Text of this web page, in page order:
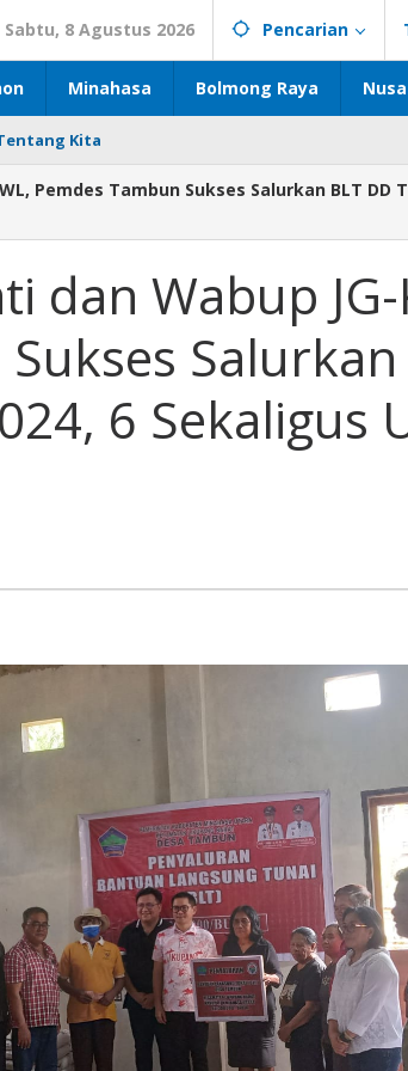
Sabtu, 8 Agustus 2026 Pencarian
Minahasa Bolmong Raya
Kita
Pemdes Tambun Sukses Salurkan BLT DD
dan Wabup JG-
Salurkan
6 Sekaligus